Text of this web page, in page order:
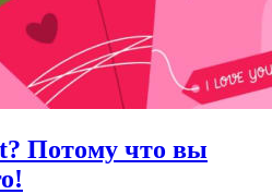
Потому что вы